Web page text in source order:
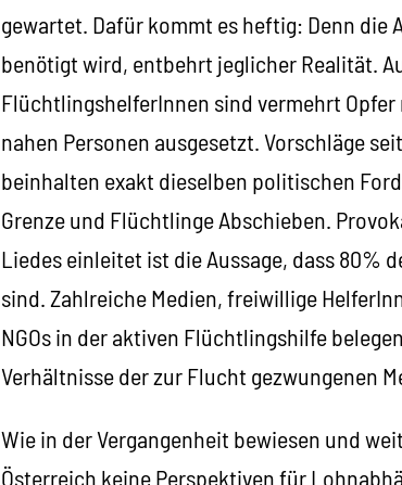
gewartet. Dafür kommt es heftig: Denn die
benötigt wird, entbehrt jeglicher Realität.
FlüchtlingshelferInnen sind vermehrt Opfer
nahen Personen ausgesetzt. Vorschläge
beinhalten exakt dieselben politischen
Grenze und Flüchtlinge Abschieben.
Liedes einleitet ist die Aussage, dass 80%
sind. Zahlreiche Medien, freiwillige
NGOs in der aktiven Flüchtlingshilfe
Verhältnisse der zur Flucht gezwungenen
Wie in der Vergangenheit bewiesen und
Österreich keine Perspektiven für